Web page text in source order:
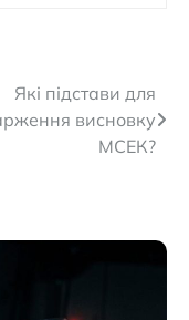
Які підстави для
висновку
МСЕК?